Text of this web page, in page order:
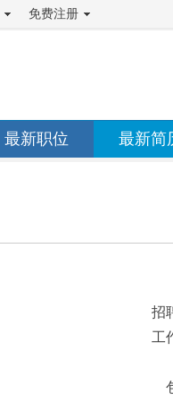
免费注册
最新职位 最新简
招
工